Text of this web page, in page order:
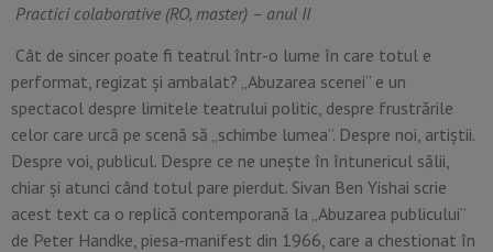
Practici colaborative (RO, master) – anul II
Cât de sincer poate fi teatrul într-o lume în care totul e
performat, regizat și ambalat? „Abuzarea scenei” e un
spectacol despre limitele teatrului politic, despre frustrările
celor care urcă pe scenă să „schimbe lumea”. Despre noi, artiștii.
Despre voi, publicul. Despre ce ne unește în întunericul sălii,
chiar și atunci când totul pare pierdut. Sivan Ben Yishai scrie
acest text ca o replică contemporană la „Abuzarea publicului”
de Peter Handke, piesa-manifest din 1966, care a chestionat în